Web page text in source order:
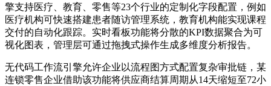
擎支持医疗、教育、零售等23个行业的定制化字段配置，例如
医疗机构可快速搭建患者随访管理系统，教育机构能实现课程
交付的自动化跟踪。实时看板功能将分散的KPI数据聚合为可
视化图表，管理层可通过拖拽式操作生成多维度分析报告。
无代码工作流引擎允许企业以流程图方式配置复杂审批链，某
连锁零售企业借助该功能将供应商结算周期从14天缩短至72小